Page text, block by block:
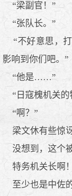
“梁副官！”
“张队长。”
“不好意思，打
影响到你们吧。”
“他是……”
“日寇槐机关的
“啊？”
梁文休有些惊讶
没想到，这个
特务机关长啊！
至少也是中佐